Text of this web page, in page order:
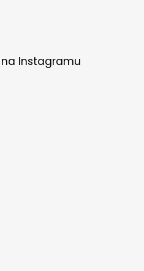
Instagramu